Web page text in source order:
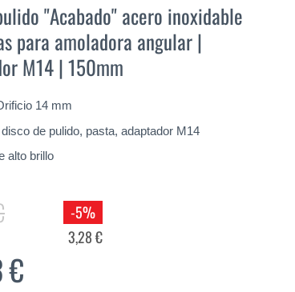
"Acabado" acero inoxidable
para amoladora angular |
M14 | 150mm
14 mm
de pulido, pasta, adaptador M14
alto brillo
-5%
3,28 €
€